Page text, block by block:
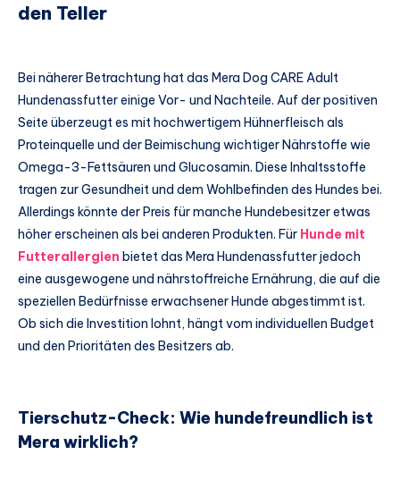
den Teller
Bei näherer Betrachtung hat das Mera Dog CARE Adult
Hundenassfutter einige Vor- und Nachteile. Auf der positiven
Seite überzeugt es mit hochwertigem Hühnerfleisch als
Proteinquelle und der Beimischung wichtiger Nährstoffe wie
Omega-3-Fettsäuren und Glucosamin. Diese Inhaltsstoffe
tragen zur Gesundheit und dem Wohlbefinden des Hundes bei.
Allerdings könnte der Preis für manche Hundebesitzer etwas
höher erscheinen als bei anderen Produkten. Für Hunde mit
Futterallergien bietet das Mera Hundenassfutter jedoch
eine ausgewogene und nährstoffreiche Ernährung, die auf die
speziellen Bedürfnisse erwachsener Hunde abgestimmt ist.
Ob sich die Investition lohnt, hängt vom individuellen Budget
und den Prioritäten des Besitzers ab.
Tierschutz-Check: Wie hundefreundlich ist
Mera wirklich?